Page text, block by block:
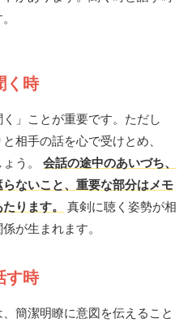
く時
」ことが重要です。ただし
相手の話を心で受けとめ、
う。 会話の途中のあいづち、
ないこと、重要な部分はメモ
ります。
真剣に聴く姿勢が相
が生まれます。
す時
簡潔明瞭に意図を伝えること